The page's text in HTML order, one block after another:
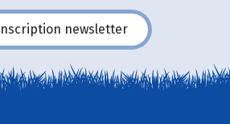
newsletter